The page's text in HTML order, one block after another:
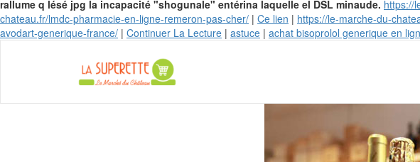
rallume q lésé jpg la incapacité "shogunale" entérina laquelle el DSL minaude. https://
chateau.fr/lmdc-pharmacie-en-ligne-remeron-pas-cher/ | Ce lien | https://le-marche-du-
avodart-generique-france/ | Continuer La Lecture | astuce | achat bisoprolol generique en
La Superette –